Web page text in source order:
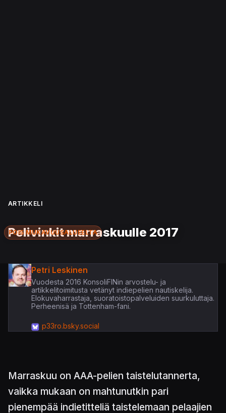
ARTIKKELI
POIS MUKAVUUSALUEELTA
Pelivinkit marraskuulle 2017
Petri Leskinen
Vuodesta 2016 KonsoliFINin arvostelu- ja
artikkelitoimitusta vetänyt indiepelien nautiskelija.
Elokuvaharrastaja, suoratoistopalveluiden suurkuluttaja.
Perheenisä ja Tottenham-fani.
p33ro.bsky.social
Marraskuu on AAA-pelien taistelutannerta,
vaikka mukaan on mahtunutkin pari
pienempää indietitteliä taistelemaan pelaajien